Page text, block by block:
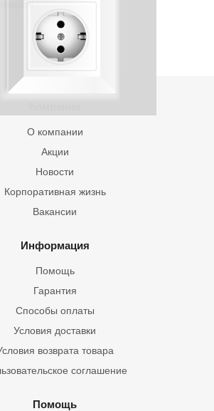
товаров
О компании
Акции
Новости
Корпоративная жизнь
Вакансии
Информация
Помощь
Гарантия
Способы оплаты
Условия доставки
возврата товара
соглашение
Помощь